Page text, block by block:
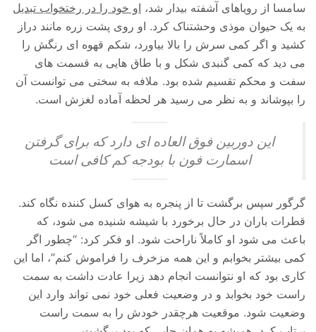
سامسا از رویاهای آشفته بیدار شد، او خود را در رختخواب تبدیل
به یک حیوان موذی وحشتناک کرد. او روی پشت زره مانند دراز
کشید و اگر کمی سرش را بالا بیاورد، شکم قهوه ای رنگش را
می دید که کمی گنبدی شکل و با طاق هایی به قسمت های
سفت و محکم تقسیم شده بود. ملافه به سختی می توانست آن
را بپوشاند و به نظر می رسید هر لحظه آماده لغزش است.
این دوربین فوق العاده ای دارد که برای گرفتن
اسمارت فون با بودجه کم کافی است
گرگور سپس برگشت تا از پنجره به هوای کسل کننده نگاه کند.
قطرات باران در حال برخورد با شیشه شنیده می شود، که
باعث می شود او کاملاً ناراحت شود. او فکر کرد: “چطور اگر
کمی بیشتر بخوابم و این همه مزخرف را فراموش کنم”، اما این
کاری بود که او نتوانست انجام دهد زیرا عادت داشت به سمت
راست خود بخوابد و در وضعیت فعلی خود نمی تواند وارد این
وضعیت شود. موقعیت هرچقدر خودش را به سمت راست